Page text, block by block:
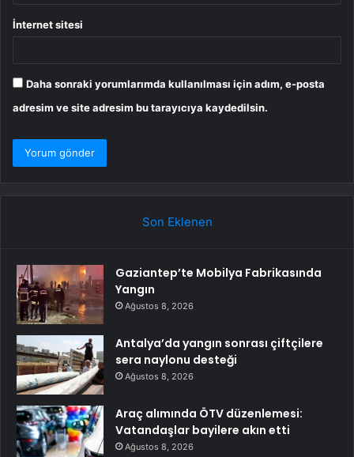
İnternet sitesi
Daha sonraki yorumlarımda kullanılması için adım, e-posta
adresim ve site adresim bu tarayıcıya kaydedilsin.
Son Eklenen
Gaziantep’te Mobilya Fabrikasında
Yangın
Ağustos 8, 2026
Antalya’da yangın sonrası çiftçilere
sera naylonu desteği
Ağustos 8, 2026
Araç alımında ÖTV düzenlemesi:
Vatandaşlar bayilere akın etti
Ağustos 8, 2026